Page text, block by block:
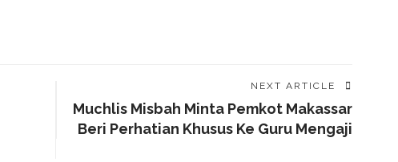
NEXT ARTICLE
Muchlis Misbah Minta Pemkot Makassar
Beri Perhatian Khusus Ke Guru Mengaji